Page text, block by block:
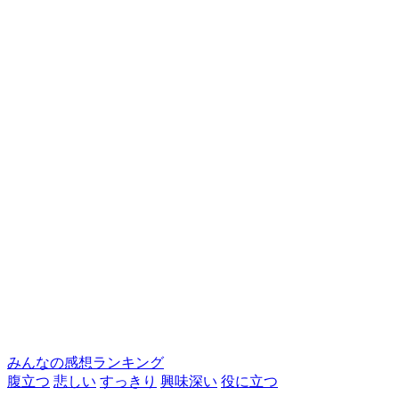
みんなの感想ランキング
腹立つ 悲しい すっきり 興味深い 役に立つ